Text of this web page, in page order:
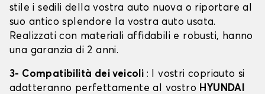
stile i sedili della vostra auto nuova o riportare al
suo antico splendore la vostra auto usata.
Realizzati con materiali affidabili e robusti, hanno
una garanzia di 2 anni.
3- Compatibilità dei veicoli : I vostri copriauto si
adatteranno perfettamente al vostro HYUNDAI